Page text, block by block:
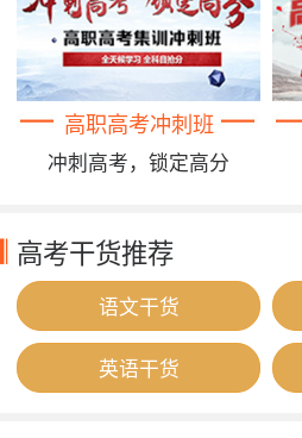
高职高考冲刺班
冲刺高考，锁定高分
高考干货推荐
语文干货
英语干货